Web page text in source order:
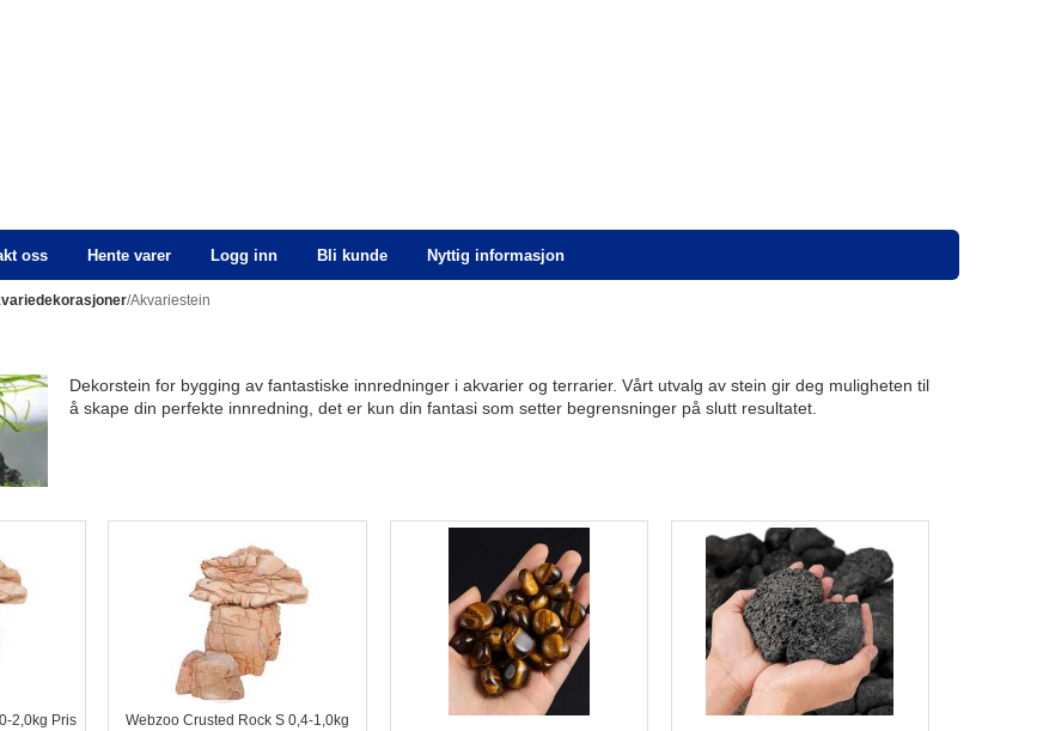
oss Hente varer Logg inn Bli kunde Nyttig informasjon
/Akvariestein
Dekorstein for bygging av fantastiske innredninger i akvarier og terrarier. Vårt utvalg av stein gir deg muligheten til
å skape din perfekte innredning, det er kun din fantasi som setter begrensninger på slutt resultatet.
2,0kg Pris
Webzoo Crusted Rock S 0,4-1,0kg